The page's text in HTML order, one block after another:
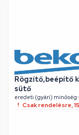
Rögzítő,beépítő
sütő
eredeti (gyári) minőség•
Csak rendelésre,